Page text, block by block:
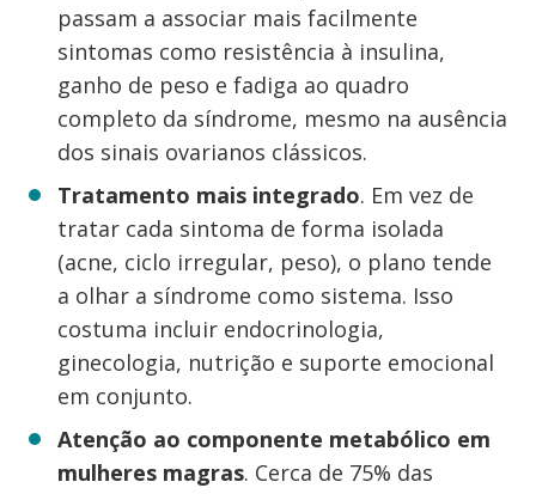
passam a associar mais facilmente
sintomas como resistência à insulina,
ganho de peso e fadiga ao quadro
completo da síndrome, mesmo na ausência
dos sinais ovarianos clássicos.
Tratamento mais integrado. Em vez de
tratar cada sintoma de forma isolada
(acne, ciclo irregular, peso), o plano tende
a olhar a síndrome como sistema. Isso
costuma incluir endocrinologia,
ginecologia, nutrição e suporte emocional
em conjunto.
Atenção ao componente metabólico em
mulheres magras. Cerca de 75% das